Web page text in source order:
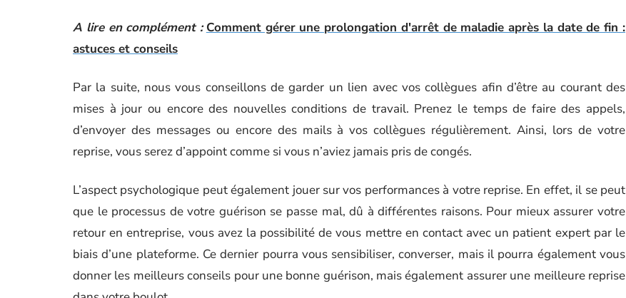
A lire en complément : Comment gérer une prolongation d'arrêt de maladie après la date de fin :
astuces et conseils
Par la suite, nous vous conseillons de garder un lien avec vos collègues afin d’être au courant des
mises à jour ou encore des nouvelles conditions de travail. Prenez le temps de faire des appels,
d’envoyer des messages ou encore des mails à vos collègues régulièrement. Ainsi, lors de votre
reprise, vous serez d’appoint comme si vous n’aviez jamais pris de congés.
L’aspect psychologique peut également jouer sur vos performances à votre reprise. En effet, il se peut
que le processus de votre guérison se passe mal, dû à différentes raisons. Pour mieux assurer votre
retour en entreprise, vous avez la possibilité de vous mettre en contact avec un patient expert par le
biais d’une plateforme. Ce dernier pourra vous sensibiliser, converser, mais il pourra également vous
donner les meilleurs conseils pour une bonne guérison, mais également assurer une meilleure reprise